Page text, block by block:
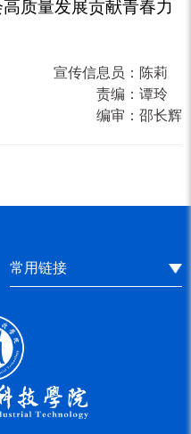
质量发展贡献青春力
宣传信息员： 陈莉
责编： 谭玲
编审： 邵长辉
常用链接